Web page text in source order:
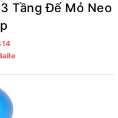
Tầng Đế Mỏ Neo